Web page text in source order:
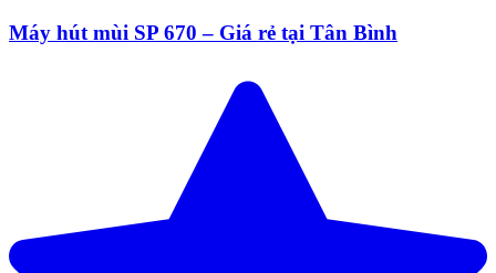
Máy hút mùi SP 670 – Giá rẻ tại Tân Bình